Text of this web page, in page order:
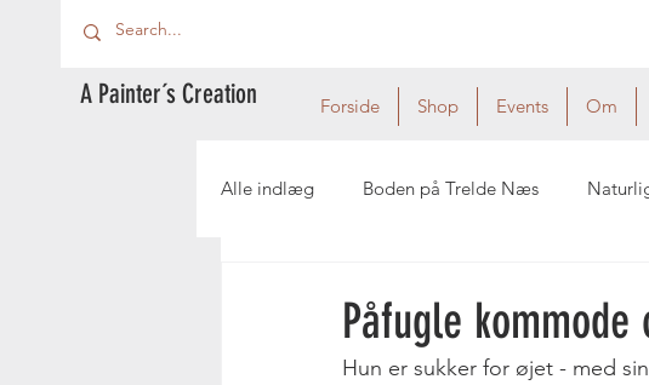
A Painter´s Creation Forside Shop Events Om
Alle indlæg Boden på Trelde Næs
Påfugle
Hun er sukker for øjet - med